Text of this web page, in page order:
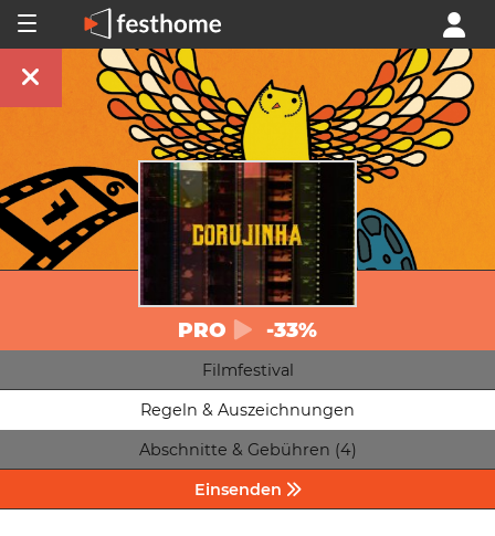
PRO -33%
Filmfestival
Regeln & Auszeichnungen
Abschnitte & Gebühren (4)
Einsenden